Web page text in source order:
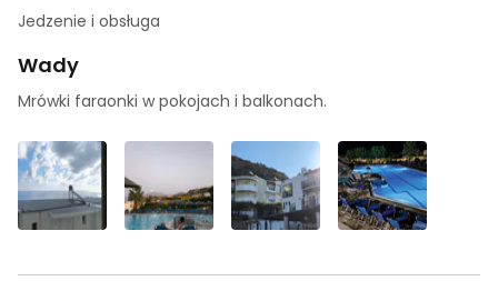
Jedzenie i obsługa
Wady
Mrówki faraonki w pokojach i balkonach.